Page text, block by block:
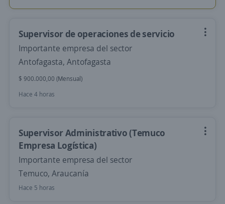
Supervisor de operaciones de servicio
Importante empresa del sector
Antofagasta, Antofagasta
$ 900.000,00 (Mensual)
Hace 4 horas
Supervisor Administrativo (Temuco
Empresa Logística)
Importante empresa del sector
Temuco, Araucanía
Hace 5 horas